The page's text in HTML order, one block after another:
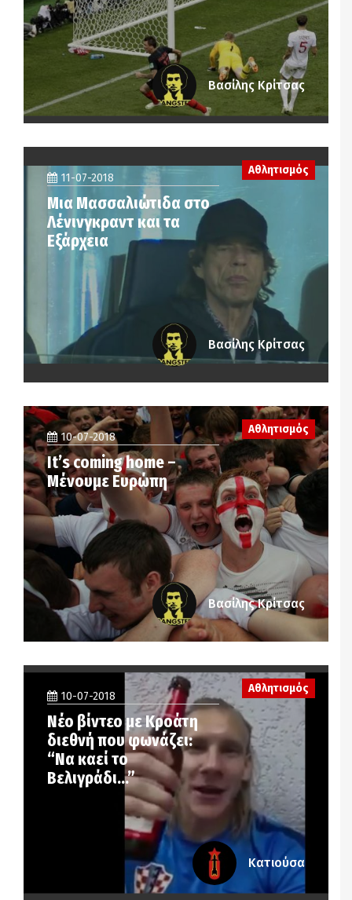
Βασίλης Κρίτσας
11-07-2018
Μια Μασσαλιώτιδα στο
Λένινγκραντ και τα
Εξάρχεια
Αθλητισμός
Βασίλης Κρίτσας
10-07-2018
It’s coming home –
Μένουμε Ευρώπη
Αθλητισμός
Βασίλης Κρίτσας
10-07-2018
Νέο βίντεο με Κροάτη
διεθνή που φωνάζει:
“Να καεί το
Βελιγράδι…”
Αθλητισμός
Κατιούσα